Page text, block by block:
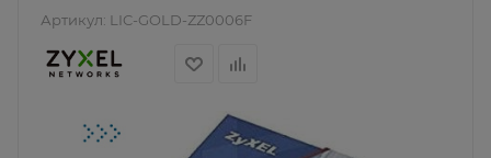
Артикул: LIC-GOLD-ZZ0006F